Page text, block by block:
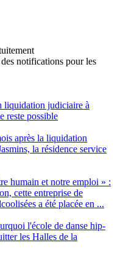
notifications pour les
liquidation judiciaire à
reste possible
après la liquidation
la résidence service
humain et notre emploi » :
cette entreprise de
a été placée en ...
l'école de danse hip-
les Halles de la